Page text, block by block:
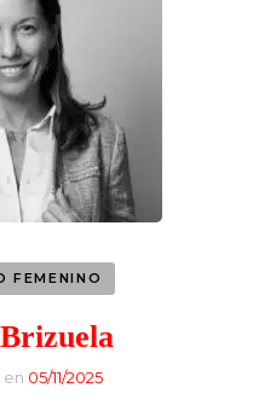
FEMENINO
en 05/11/2025